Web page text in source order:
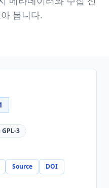
봅니다.
GPL-3
Source
DOI